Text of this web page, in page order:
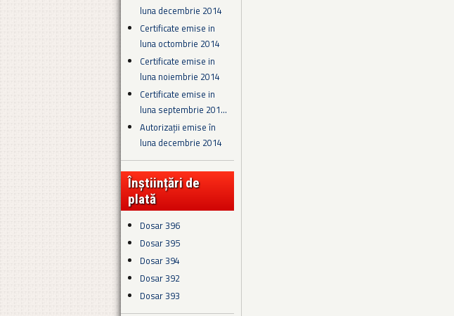
luna decembrie 2014
Certificate emise in
luna octombrie 2014
Certificate emise in
luna noiembrie 2014
Certificate emise in
luna septembrie 201...
Autorizații emise în
luna decembrie 2014
Înștiințări de
plată
Dosar 396
Dosar 395
Dosar 394
Dosar 392
Dosar 393